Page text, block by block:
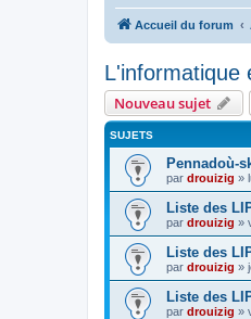
Accueil du forum
L'informatique
Nouveau sujet
SUJETS
Pennadoù-
par drouizig »
Liste des
par drouizig »
Liste des
par drouizig »
Liste des
par drouizig »